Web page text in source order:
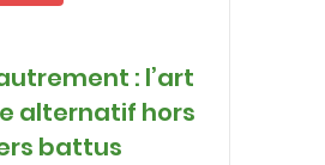
: l’art
alternatif hors
battus